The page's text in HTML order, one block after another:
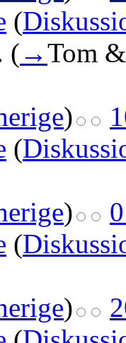
(
( →Tom
)
(
)
(
)